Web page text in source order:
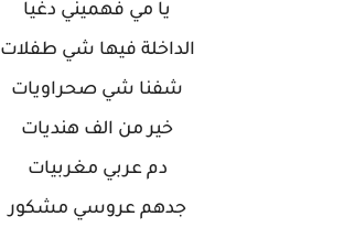
يا مي فهميني دغيا
الداخلة فيها شي طفلات
شفنا شي صحراويات
خير من الف هنديات
دم عربي مغربيات
جدهم عروسي مشكور